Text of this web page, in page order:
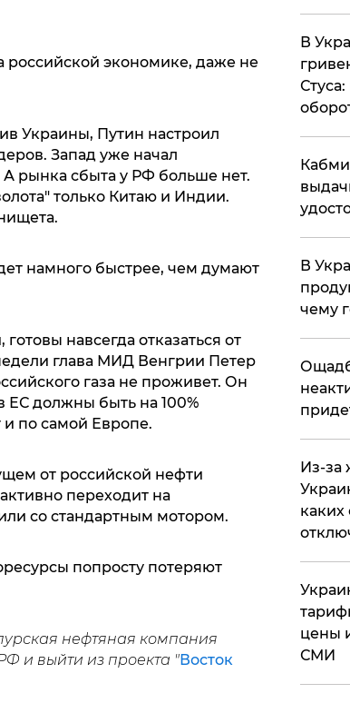
российской экономике, даже не
Украины, Путин настроил
Запад уже начал
А рынка сбыта у РФ больше нет.
только Китаю и Индии.
намного быстрее, чем думают
навсегда отказаться от
глава МИД Венгрии Петер
газа не проживет. Он
ЕС должны быть на 100%
и по самой Европе.
от российской нефти
переходит на
со стандартным мотором.
попросту потеряют
нефтяная компания
и выйти из проекта "Восток
В
В
чему
Из-за
каких
цены
СМИ